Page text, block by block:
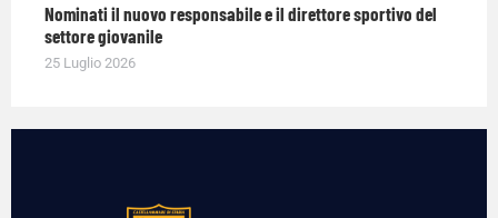
Nominati il nuovo responsabile e il direttore sportivo del
settore giovanile
25 Luglio 2026